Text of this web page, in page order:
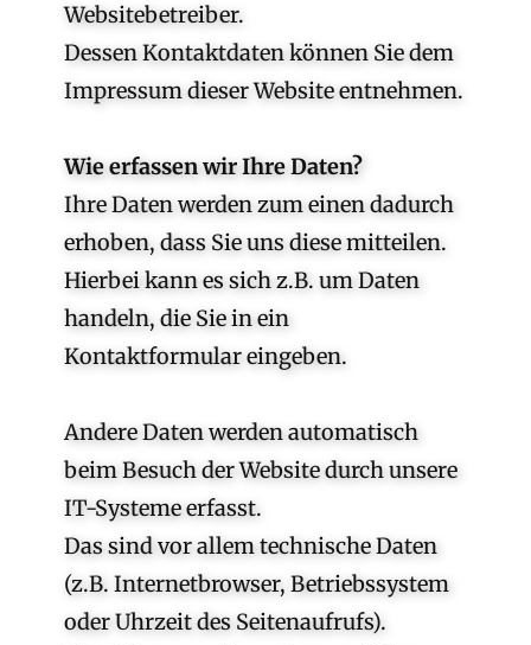
Websitebetreiber.
Dessen Kontaktdaten können Sie dem
Impressum dieser Website entnehmen.
Wie erfassen wir Ihre Daten?
Ihre Daten werden zum einen dadurch
erhoben, dass Sie uns diese mitteilen.
Hierbei kann es sich z.B. um Daten
handeln, die Sie in ein
Kontaktformular eingeben.
Andere Daten werden automatisch
beim Besuch der Website durch unsere
IT-Systeme erfasst.
Das sind vor allem technische Daten
(z.B. Internetbrowser, Betriebssystem
oder Uhrzeit des Seitenaufrufs).